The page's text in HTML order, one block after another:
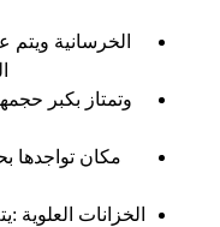
الخرسانية ويتم
وتمتاز بكبر
مكان تواجدها
الخزانات العلوية